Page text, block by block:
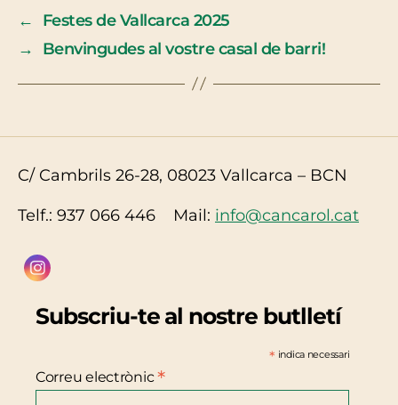
←
Festes de Vallcarca 2025
→
Benvingudes al vostre casal de barri!
C/ Cambrils 26-28, 08023 Vallcarca – BCN
Telf.: 937 066 446 Mail: info@cancarol.cat
Subscriu-te al nostre butlletí
* indica necessari
Correu electrònic*